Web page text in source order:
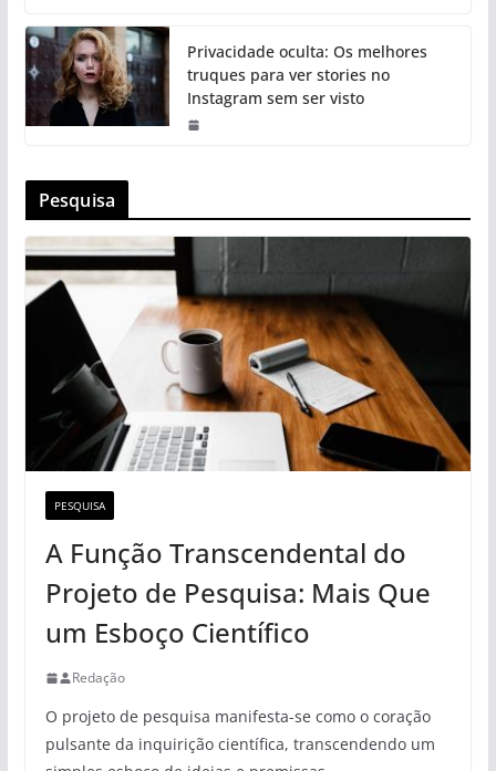
Privacidade oculta: Os melhores
truques para ver stories no
Instagram sem ser visto
Pesquisa
PESQUISA
A Função Transcendental do
Projeto de Pesquisa: Mais Que
um Esboço Científico
Redação
O projeto de pesquisa manifesta-se como o coração
pulsante da inquirição científica, transcendendo um